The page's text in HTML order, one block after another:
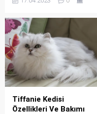
Asya ve Afrika’da bulunurlar.
benzerlik gösterirler ancak
daha küçük ve daha zayıf
yapıdadırlar. Ayrıca, yaban
kedileri genellikle daha kısa
kürkleri ve daha uzun
bacakları vardır. Ragdoll
Kedisi hakkında bilgi almak
isterseniz tıklayıp...
Tiffanie Kedisi
Özellikleri Ve Bakımı